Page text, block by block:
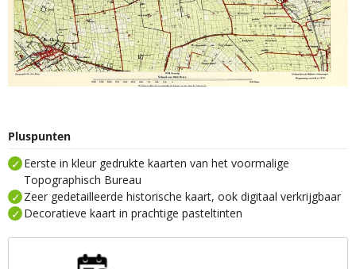
Pluspunten
Eerste in kleur gedrukte kaarten van het voormalige
Topographisch Bureau
Zeer gedetailleerde historische kaart, ook digitaal verkrijgbaar
Decoratieve kaart in prachtige pasteltinten